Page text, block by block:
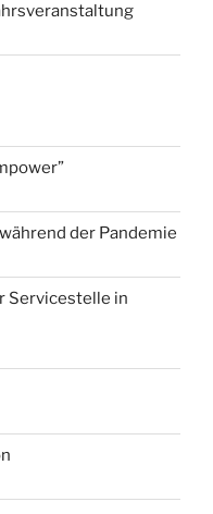
der Pandemie
Servicestelle in